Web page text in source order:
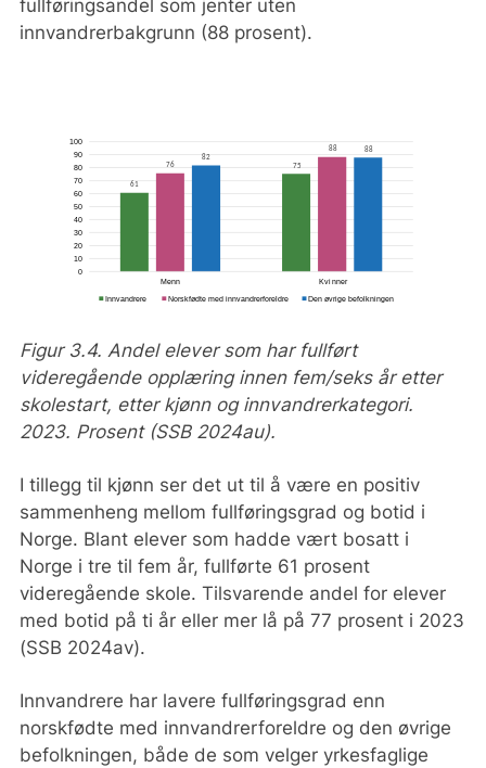
fullføringsandel som jenter uten
innvandrerbakgrunn (88 prosent).
Figur 3.4. Andel elever som har fullført
videregående opplæring innen fem/seks år etter
skolestart, etter kjønn og innvandrerkategori.
2023. Prosent (SSB 2024au).
I tillegg til kjønn ser det ut til å være en positiv
sammenheng mellom fullføringsgrad og botid i
Norge. Blant elever som hadde vært bosatt i
Norge i tre til fem år, fullførte 61 prosent
videregående skole. Tilsvarende andel for elever
med botid på ti år eller mer lå på 77 prosent i 2023
(SSB 2024av).
Innvandrere har lavere fullføringsgrad enn
norskfødte med innvandrerforeldre og den øvrige
befolkningen, både de som velger yrkesfaglige